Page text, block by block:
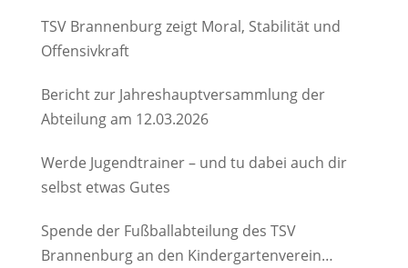
TSV Brannenburg zeigt Moral, Stabilität und
Offensivkraft
Bericht zur Jahreshauptversammlung der
Abteilung am 12.03.2026
Werde Jugendtrainer – und tu dabei auch dir
selbst etwas Gutes
Spende der Fußballabteilung des TSV
Brannenburg an den Kindergartenverein